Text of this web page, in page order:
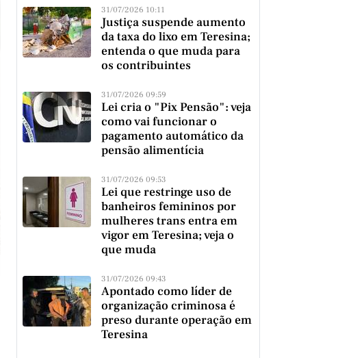
31/07/2026 10:11
Justiça suspende aumento
da taxa do lixo em Teresina;
entenda o que muda para
os contribuintes
31/07/2026 09:59
Lei cria o "Pix Pensão": veja
como vai funcionar o
pagamento automático da
pensão alimentícia
31/07/2026 09:53
Lei que restringe uso de
banheiros femininos por
mulheres trans entra em
vigor em Teresina; veja o
que muda
31/07/2026 09:43
Apontado como líder de
organização criminosa é
preso durante operação em
Teresina